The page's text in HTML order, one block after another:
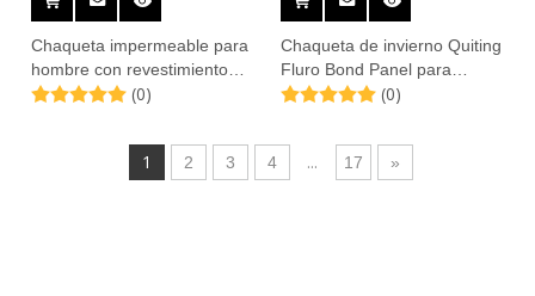
Chaqueta impermeable para
hombre con revestimiento
resistente al viento
(0)
Chaqueta de invierno Quiting
Fluro Bond Panel para
hombre
(0)
1 2 3 4 ... 17 »